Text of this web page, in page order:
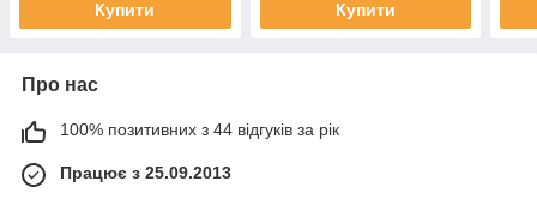
Купити Купити
Про нас
100% позитивних з 44 відгуків за рік
Працює з 25.09.2013